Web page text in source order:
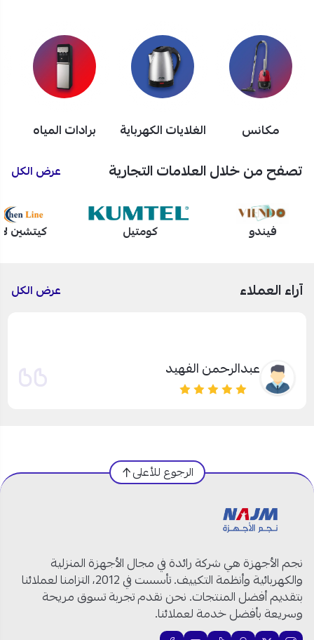
مكانس الغلايات الكهرباية برادات المياه
تصفح من خلال العلامات التجارية عرض الكل
فيندو كومتيل كيتشين
آراء العملاء عرض الكل
سلطان علي
الرجوع للأعلى
نجم الأجهزة هي شركة رائدة في مجال الأجهزة المنزلية
والكهربائية وأنظمة التكييف. تأسست في 2012، التزامنا لعملائنا
بتقديم أفضل المنتجات. نحن نقدم تجربة تسوق مريحة
وسريعة بأفضل خدمة لعملائنا.